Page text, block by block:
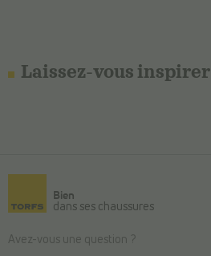
Laissez-vous inspirer
Bien
dans ses chaussures
Avez-vous une question ?